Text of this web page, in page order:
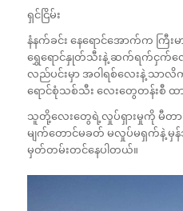
ရှင်ငြိမ်း
နံနက်ခင်း နေရောင်အောက်က ကြီးမ
ရွှေရောင်နှုတ်သီးနဲ့ ဆက်ရက်ငှက်လေ
လည်ပင်းမှာ အဝါရစ်လေးနဲ့ သာ
ရောင်စုံသစ်သီး လေးတွေတန်းစီ ထ
သူတို့လေးတွေရဲ့လှုပ်ရှားမှုကို မီတ
မျက်တောင်မခတ် မလှုပ်မရှက်နဲ့
မှတ်တမ်းတင်နေပါတယ်။